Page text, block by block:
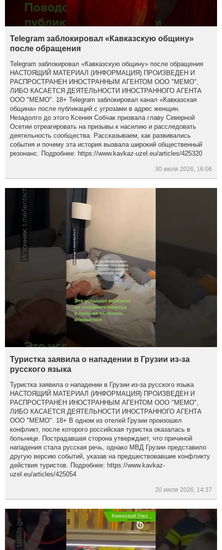
Telegram заблокировал «Кавказскую общину»
после обращения
Telegram заблокировал «Кавказскую общину» после обращения
НАСТОЯЩИЙ МАТЕРИАЛ (ИНФОРМАЦИЯ) ПРОИЗВЕДЕН И
РАСПРОСТРАНЕН ИНОСТРАННЫМ АГЕНТОМ ООО "МЕМО",
ЛИБО КАСАЕТСЯ ДЕЯТЕЛЬНОСТИ ИНОСТРАННОГО АГЕНТА
ООО "МЕМО". 18+ Telegram заблокировал канал «Кавказская
община» после публикаций с угрозами в адрес женщин.
Незадолго до этого Ксения Собчак призвала главу Северной
Осетии отреагировать на призывы к насилию и расследовать
деятельность сообщества. Рассказываем, как развивались
события и почему эта история вызвала широкий общественный
резонанс. Подробнее: https://www.kavkaz-uzel.eu/articles/425320
30 июля 2026, 16:06
Туристка заявила о нападении в Грузии из-за
русского языка
Туристка заявила о нападении в Грузии из-за русского языка
НАСТОЯЩИЙ МАТЕРИАЛ (ИНФОРМАЦИЯ) ПРОИЗВЕДЕН И
РАСПРОСТРАНЕН ИНОСТРАННЫМ АГЕНТОМ ООО "МЕМО",
ЛИБО КАСАЕТСЯ ДЕЯТЕЛЬНОСТИ ИНОСТРАННОГО АГЕНТА
ООО "МЕМО". 18+ В одном из отелей Грузии произошел
конфликт, после которого российская туристка оказалась в
больнице. Пострадавшая сторона утверждает, что причиной
нападения стала русская речь, однако МВД Грузии представило
другую версию событий, указав на предшествовавшие конфликту
действия туристов. Подробнее: https://www.kavkaz-
uzel.eu/articles/425054
20 июля 2026, 14:37